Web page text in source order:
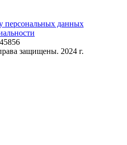
персональных данных
защищены. 2024 г.